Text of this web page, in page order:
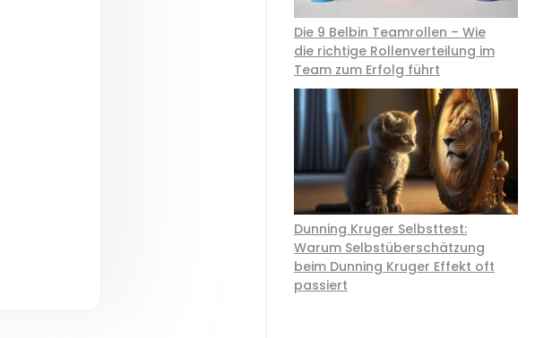
Die 9 Belbin Teamrollen – Wie
die richtige Rollenverteilung im
Team zum Erfolg führt
Dunning Kruger Selbsttest:
Warum Selbstüberschätzung
beim Dunning Kruger Effekt oft
passiert